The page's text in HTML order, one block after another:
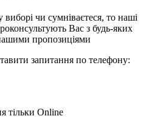
чи сумніваєтеся, то наші
Вас з будь-яких
пропозиціями
запитання по телефону:
тільки Online